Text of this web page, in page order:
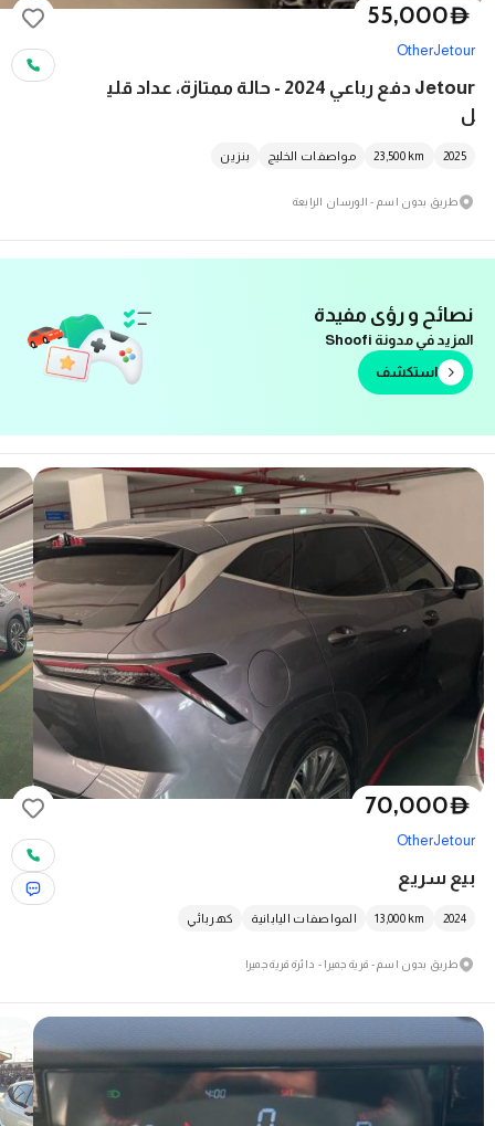
D
55,000
Jetour
Other
Jetour دفع رباعي 2024 - حالة ممتازة، عداد قلي
ل
2025
23,500 km مواصفات الخليج بنزين
طريق بدون اسم - الورسان الرابعة
نصائح و رؤى مفيدة
المزيد في مدونة Shoofi
استكشف
D
70,000
Jetour
Other
بيع سريع
2024
13,000 km المواصفات اليابانية كهربائي
طريق بدون اسم - قرية جميرا - دائرة قرية جميرا